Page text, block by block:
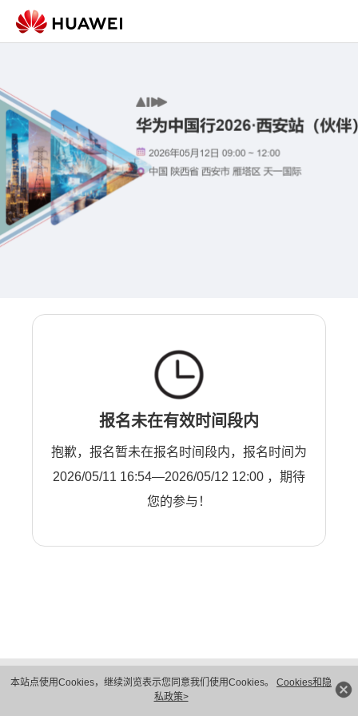
本站点使用Cookies，继续浏览表示您同意我们使用Cookies。 Cookies和隐
私政策>
报名未在有效时间段内
抱歉，报名暂未在报名时间段内，报名时间为
2026/05/11 16:54—2026/05/12 12:00 ，期待
您的参与！
隐私保护
法律声明